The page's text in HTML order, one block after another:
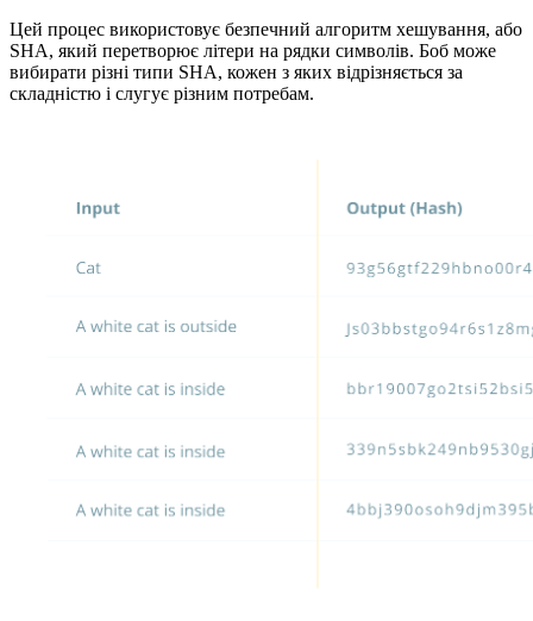
Цей процес використовує безпечний алгоритм хешування, або
SHA, який перетворює літери на рядки символів. Боб може
вибирати різні типи SHA, кожен з яких відрізняється за
складністю і слугує різним потребам.